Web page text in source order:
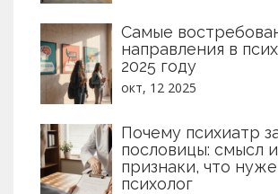
Самые
направления в
2025 году
окт, 12 2025
Почему психиатр
пословицы: смысл и
признаки, что
психолог